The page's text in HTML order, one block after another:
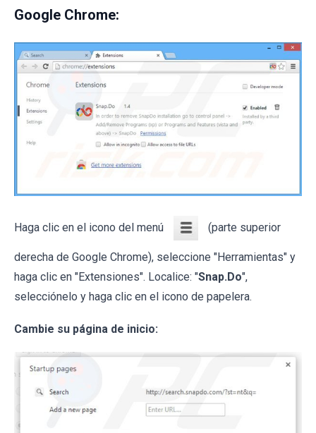
Google Chrome:
Haga clic en el icono del menú (parte superior
derecha de Google Chrome), seleccione "Herramientas" y
haga clic en "Extensiones". Localice: "Snap.Do",
selecciónelo y haga clic en el icono de papelera.
Cambie su página de inicio: